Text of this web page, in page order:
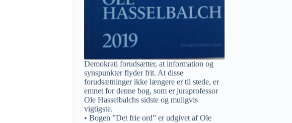
Demokrati forudsætter, at information og
synspunkter flyder frit. At disse
forudsætninger ikke længere er til stede, er
emnet for denne bog, som er juraprofessor
Ole Hasselbalchs sidste og muligvis
vigtigste.
• Bogen ”Det frie ord” er udgivet af Ole